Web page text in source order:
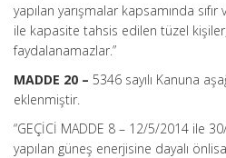
yapılan yarışmalar kapsamında sıfır
ile kapasite tahsis edilen tüzel
faydalanamazlar.”
MADDE 20 – 5346 sayılı Kanuna
eklenmiştir.
“GEÇİCİ MADDE 8 – 12/5/2014 ile
yapılan güneş enerjisine dayalı